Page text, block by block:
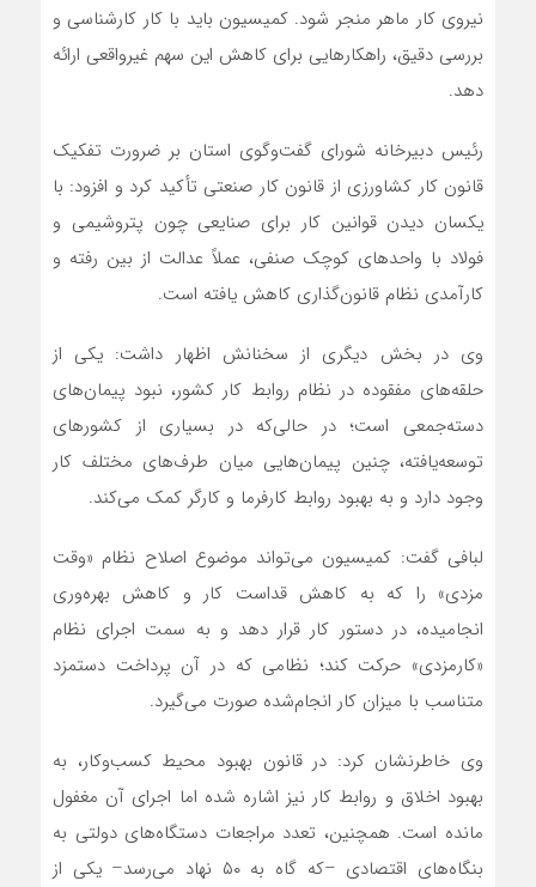
نیروی کار ماهر منجر شود. کمیسیون باید با کار کارشناسی و
بررسی دقیق، راهکارهایی برای کاهش این سهم غیرواقعی ارائه
دهد.
رئیس دبیرخانه شورای گفت‌وگوی استان بر ضرورت تفکیک
قانون کار کشاورزی از قانون کار صنعتی تأکید کرد و افزود: با
یکسان دیدن قوانین کار برای صنایعی چون پتروشیمی و
فولاد با واحدهای کوچک صنفی، عملاً عدالت از بین رفته و
کارآمدی نظام قانون‌گذاری کاهش یافته است.
وی در بخش دیگری از سخنانش اظهار داشت: یکی از
حلقه‌های مفقوده در نظام روابط کار کشور، نبود پیمان‌های
دسته‌جمعی است؛ در حالی‌که در بسیاری از کشورهای
توسعه‌یافته، چنین پیمان‌هایی میان طرف‌های مختلف کار
وجود دارد و به بهبود روابط کارفرما و کارگر کمک می‌کند.
لبافی گفت: کمیسیون می‌تواند موضوع اصلاح نظام «وقت
مزدی» را که به کاهش قداست کار و کاهش بهره‌وری
انجامیده، در دستور کار قرار دهد و به سمت اجرای نظام
«کارمزدی» حرکت کند؛ نظامی که در آن پرداخت دستمزد
متناسب با میزان کار انجام‌شده صورت می‌گیرد.
وی خاطرنشان کرد: در قانون بهبود محیط کسب‌وکار، به
بهبود اخلاق و روابط کار نیز اشاره شده اما اجرای آن مغفول
مانده است. همچنین، تعدد مراجعات دستگاه‌های دولتی به
بنگاه‌های اقتصادی –که گاه به ۵۰ نهاد می‌رسد– یکی از